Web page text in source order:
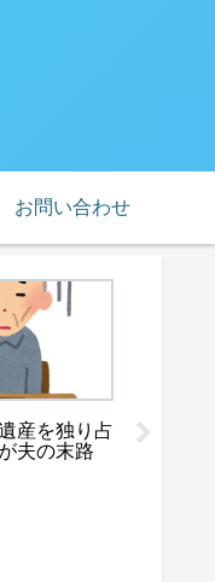
お問い合わせ
産を独り占
夫の末路